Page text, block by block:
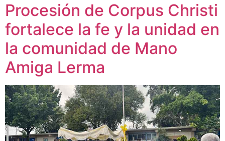
Procesión de Corpus Christi
fortalece la fe y la unidad en
la comunidad de Mano
Amiga Lerma